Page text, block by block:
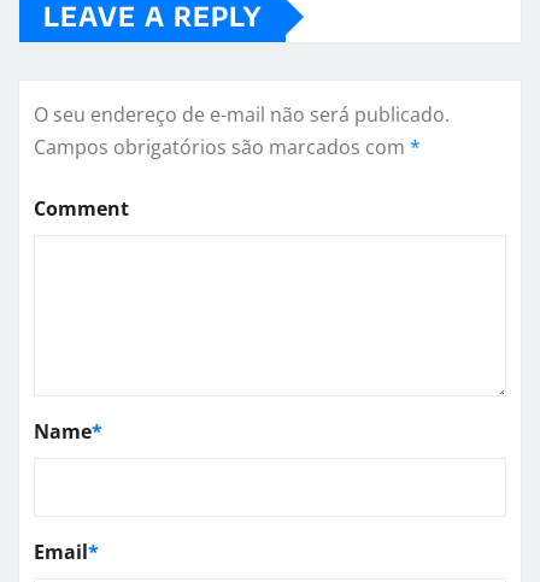
LEAVE A REPLY
O seu endereço de e-mail não será publicado.
Campos obrigatórios são marcados com *
Comment
Name*
Email*